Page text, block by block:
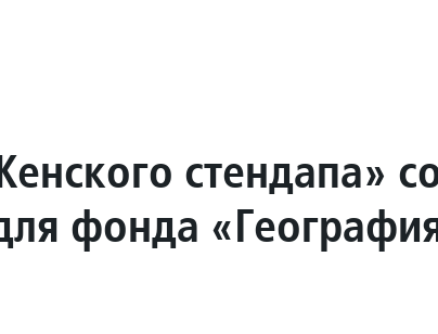
стендапа»
фонда